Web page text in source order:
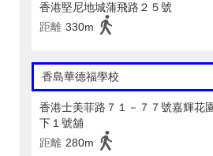
香港堅尼地城蒲飛路２５號
距離 330m
香島華德福學校
香港士美菲路７１－７７號嘉輝花
下１號舖
距離 280m